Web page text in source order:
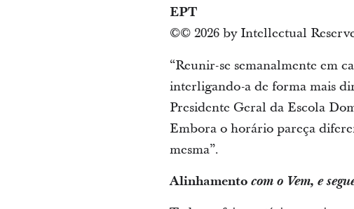
EPT
© 2026 by Intellectual
“Reunir-se semanalmente em
interligando-a de forma mais
Presidente Geral da Escola
Embora o horário pareça
mesma”.
Alinhamentocom o Vem, e